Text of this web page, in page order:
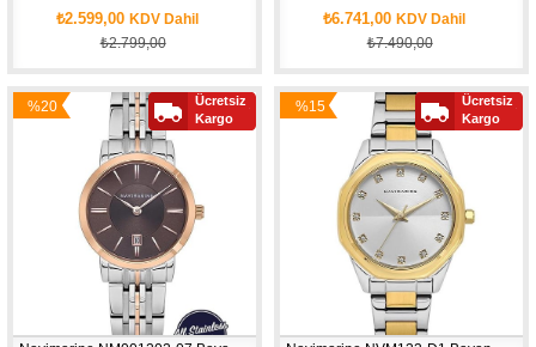
KASA ÇAPI: 35 MM - CİNSİYET: WOMAN - SU GEÇİRMEZLİK: 3 ATM - MOV'T:
₺2.599,00 KDV Dahil
₺2.799,00
₺6.741,00 KDV Dahil
₺7.490,00
%20
Ücretsiz
Kargo
%15
Ücretsiz
Kargo